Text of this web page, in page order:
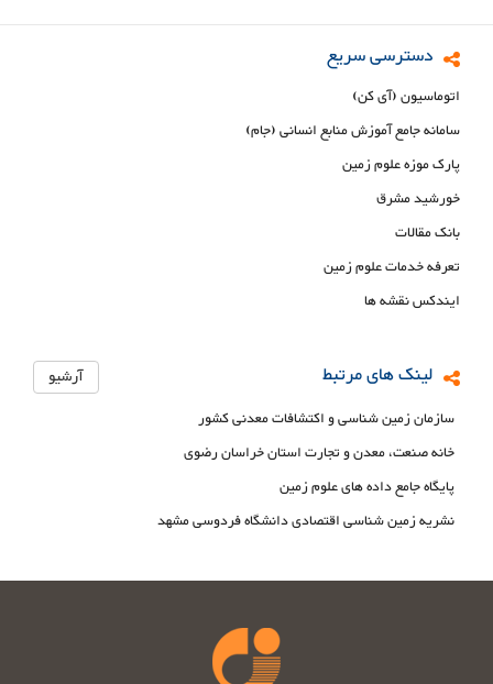
دسترسی سریع
اتوماسیون (آی کن)
سامانه جامع آموزش منابع انسانی (جام)
پارک موزه علوم زمین
خورشید مشرق
بانک مقالات
تعرفه خدمات علوم زمین
ایندکس نقشه ها
لینک های مرتبط آرشیو
سازمان زمین شناسی و اکتشافات معدنی کشور
خانه صنعت، معدن و تجارت استان خراسان رضوی
پایگاه جامع داده های علوم زمین
نشریه زمین شناسی اقتصادی دانشگاه فردوسی مشهد